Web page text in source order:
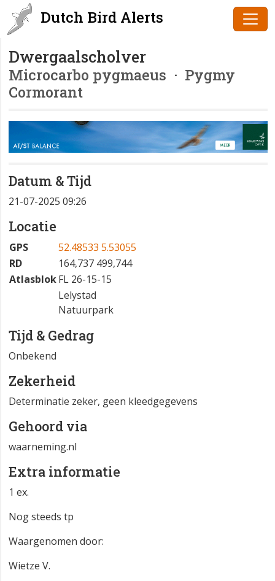
Dutch Bird Alerts
Dwergaalscholver
Microcarbo pygmaeus · Pygmy
Cormorant
Datum & Tijd
21-07-2025 09:26
Locatie
GPS
52.48533 5.53055
RD
164,737 499,744
AtlasblokFL 26-15-15
Lelystad
Natuurpark
Tijd & Gedrag
Onbekend
Zekerheid
Determinatie zeker, geen kleedgegevens
Gehoord via
waarneming.nl
Extra informatie
1 ex.
Nog steeds tp
Waargenomen door:
Wietze V.